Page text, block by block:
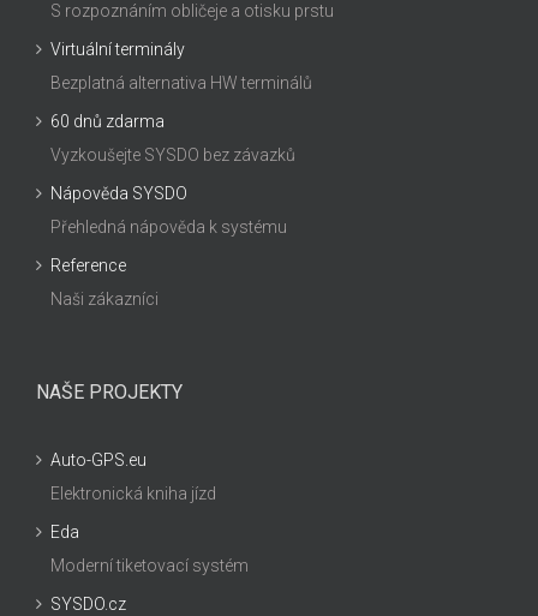
S rozpoznáním obličeje a otisku prstu
Virtuální terminály
Bezplatná alternativa HW terminálů
60 dnů zdarma
Vyzkoušejte SYSDO bez závazků
Nápověda SYSDO
Přehledná nápověda k systému
Reference
Naši zákazníci
NAŠE PROJEKTY
Auto-GPS.eu
Elektronická kniha jízd
Eda
Moderní tiketovací systém
SYSDO.cz